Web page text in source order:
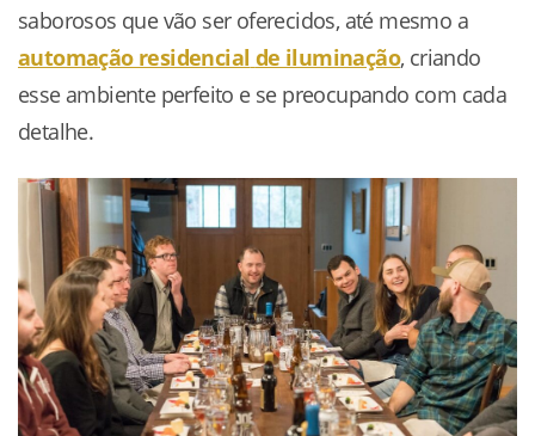
saborosos que vão ser oferecidos, até mesmo a
automação residencial de iluminação, criando
esse ambiente perfeito e se preocupando com cada
detalhe.